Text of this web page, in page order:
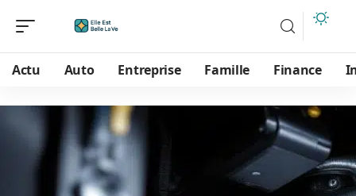
Actu Auto Entreprise Famille Finance